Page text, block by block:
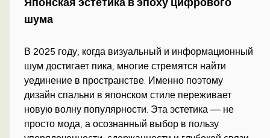
шума
В 2025 году, когда визуальный и информационный
шум достигает пика, многие стремятся найти
уединение в пространстве. Именно поэтому
дизайн спальни в японском стиле переживает
новую волну популярности. Эта эстетика — не
просто мода, а осознанный выбор в пользу